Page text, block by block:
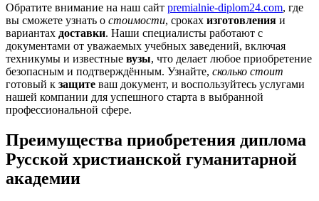
Обратите внимание на наш сайт premialnie-diplom24.com, где
вы сможете узнать о стоимости, сроках изготовления и
вариантах доставки. Наши специалисты работают с
документами от уважаемых учебных заведений, включая
техникумы и известные вузы, что делает любое приобретение
безопасным и подтверждённым. Узнайте, сколько стоит
готовый к защите ваш документ, и воспользуйтесь услугами
нашей компании для успешного старта в выбранной
профессиональной сфере.
Преимущества приобретения диплома
Русской христианской гуманитарной
академии